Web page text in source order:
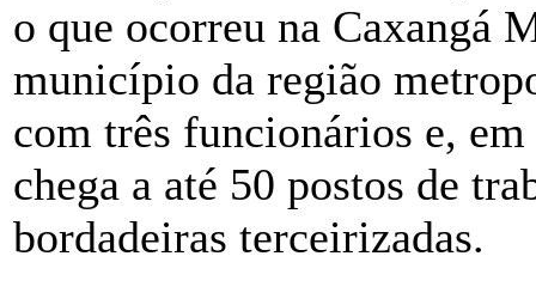
o que ocorreu na Caxangá
município da região
com três funcionários e,
chega a até 50 postos de
bordadeiras terceirizadas.